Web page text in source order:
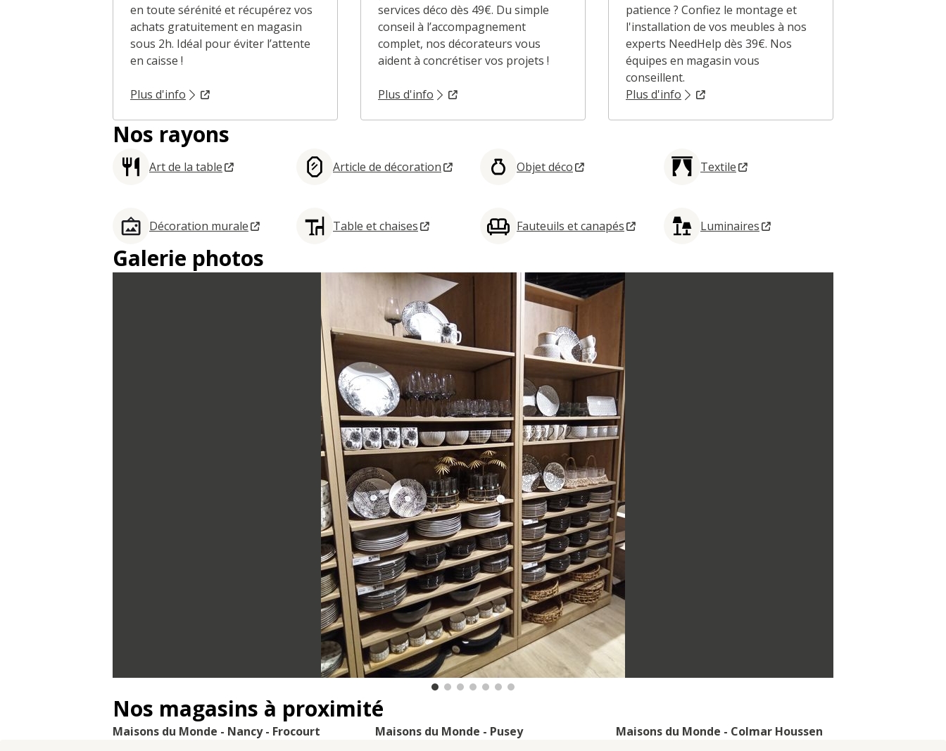
en toute sérénité et récupérez vos
achats gratuitement en magasin
sous 2h. Idéal pour éviter l’attente
en caisse !
Plus d'info
services déco dès 49€. Du simple
conseil à l’accompagnement
complet, nos décorateurs vous
aident à concrétiser vos projets !
Plus d'info
patience ? Confiez le montage et
l'installation de vos meubles à nos
experts NeedHelp dès 39€. Nos
équipes en magasin vous
conseillent.
Plus d'info
Nos rayons
Art de la table Article de décoration Objet déco Textile
Décoration murale Table et chaises Fauteuils et canapés Luminaires
Galerie photos
Nos magasins à proximité
Maisons du Monde - Nancy - Frocourt Maisons du Monde - Pusey Maisons du Monde - Colmar Houssen